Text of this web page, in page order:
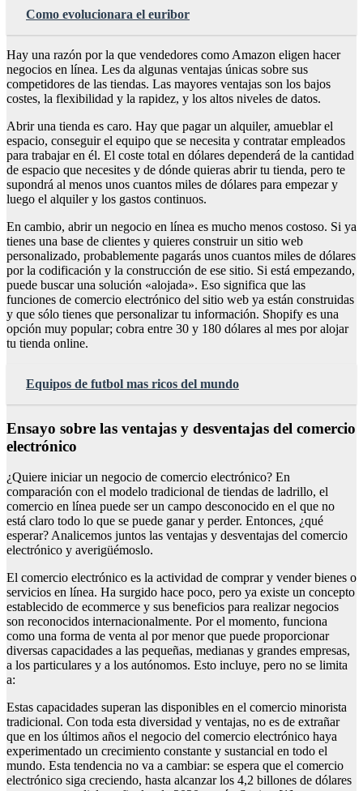
Como evolucionara el euribor
Hay una razón por la que vendedores como Amazon eligen hacer
negocios en línea. Les da algunas ventajas únicas sobre sus
competidores de las tiendas. Las mayores ventajas son los bajos
costes, la flexibilidad y la rapidez, y los altos niveles de datos.
Abrir una tienda es caro. Hay que pagar un alquiler, amueblar el
espacio, conseguir el equipo que se necesita y contratar empleados
para trabajar en él. El coste total en dólares dependerá de la cantidad
de espacio que necesites y de dónde quieras abrir tu tienda, pero te
supondrá al menos unos cuantos miles de dólares para empezar y
luego el alquiler y los gastos continuos.
En cambio, abrir un negocio en línea es mucho menos costoso. Si ya
tienes una base de clientes y quieres construir un sitio web
personalizado, probablemente pagarás unos cuantos miles de dólares
por la codificación y la construcción de ese sitio. Si está empezando,
puede buscar una solución «alojada». Eso significa que las
funciones de comercio electrónico del sitio web ya están construidas
y que sólo tienes que personalizar tu información. Shopify es una
opción muy popular; cobra entre 30 y 180 dólares al mes por alojar
tu tienda online.
Equipos de futbol mas ricos del mundo
Ensayo sobre las ventajas y desventajas del comercio
electrónico
¿Quiere iniciar un negocio de comercio electrónico? En
comparación con el modelo tradicional de tiendas de ladrillo, el
comercio en línea puede ser un campo desconocido en el que no
está claro todo lo que se puede ganar y perder. Entonces, ¿qué
esperar? Analicemos juntos las ventajas y desventajas del comercio
electrónico y averigüémoslo.
El comercio electrónico es la actividad de comprar y vender bienes o
servicios en línea. Ha surgido hace poco, pero ya existe un concepto
establecido de ecommerce y sus beneficios para realizar negocios
son reconocidos internacionalmente. Por el momento, funciona
como una forma de venta al por menor que puede proporcionar
diversas capacidades a las pequeñas, medianas y grandes empresas,
a los particulares y a los autónomos. Esto incluye, pero no se limita
a:
Estas capacidades superan las disponibles en el comercio minorista
tradicional. Con toda esta diversidad y ventajas, no es de extrañar
que en los últimos años el negocio del comercio electrónico haya
experimentado un crecimiento constante y sustancial en todo el
mundo. Esta tendencia no va a cambiar: se espera que el comercio
electrónico siga creciendo, hasta alcanzar los 4,2 billones de dólares